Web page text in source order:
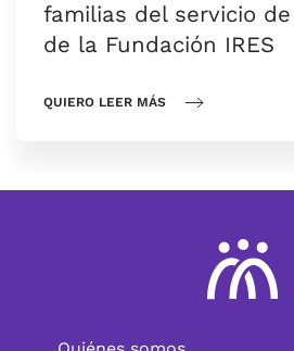
familias del servicio
de la Fundación IRES
QUIERO LEER MÁS